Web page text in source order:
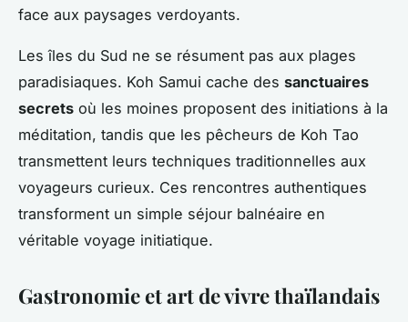
face aux paysages verdoyants.
Les îles du Sud ne se résument pas aux plages
paradisiaques. Koh Samui cache des sanctuaires
secrets où les moines proposent des initiations à la
méditation, tandis que les pêcheurs de Koh Tao
transmettent leurs techniques traditionnelles aux
voyageurs curieux. Ces rencontres authentiques
transforment un simple séjour balnéaire en
véritable voyage initiatique.
Gastronomie et art de vivre thaïlandais